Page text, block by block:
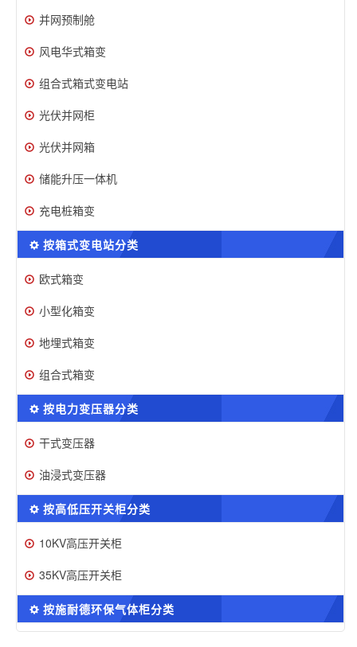
并网预制舱
风电华式箱变
组合式箱式变电站
光伏并网柜
光伏并网箱
储能升压一体机
充电桩箱变
按箱式变电站分类
欧式箱变
小型化箱变
地埋式箱变
组合式箱变
按电力变压器分类
干式变压器
油浸式变压器
按高低压开关柜分类
10KV高压开关柜
35KV高压开关柜
按施耐德环保气体柜分类